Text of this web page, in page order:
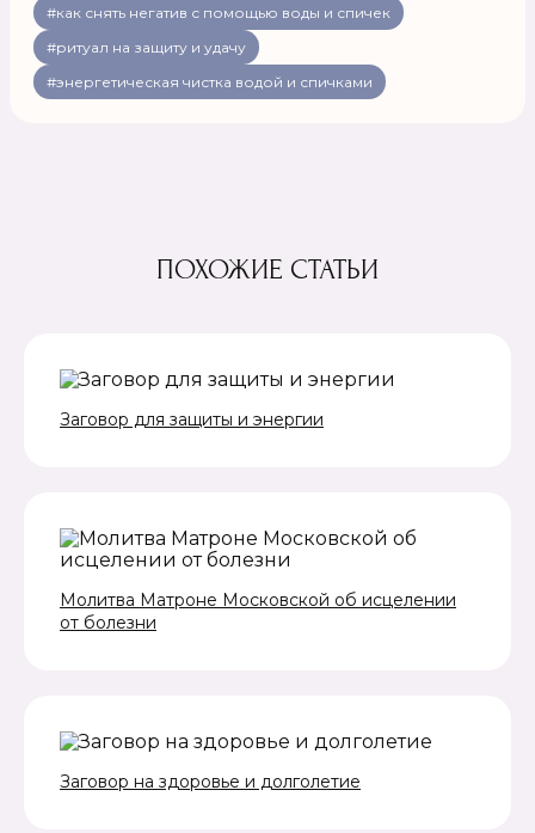
#как снять негатив с помощью воды и спичек
#ритуал на защиту и удачу
#энергетическая чистка водой и спичками
ПОХОЖИЕ СТАТЬИ
Заговор для защиты и энергии
Молитва Матроне Московской об исцелении
от болезни
Заговор на здоровье и долголетие